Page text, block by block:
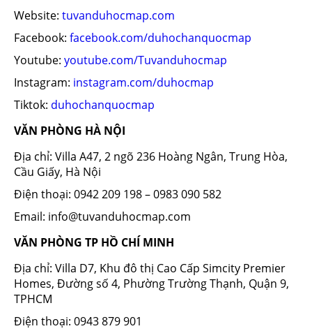
Website: tuvanduhocmap.com
Facebook: facebook.com/duhochanquocmap
Youtube: youtube.com/Tuvanduhocmap
Instagram: instagram.com/duhocmap
Tiktok: duhochanquocmap
VĂN PHÒNG HÀ NỘI
Địa chỉ: Villa A47, 2 ngõ 236 Hoàng Ngân, Trung Hòa,
Cầu Giấy, Hà Nội
Điện thoại: 0942 209 198 – 0983 090 582
Email: info@tuvanduhocmap.com
VĂN PHÒNG TP HỒ CHÍ MINH
Địa chỉ: Villa D7, Khu đô thị Cao Cấp Simcity Premier
Homes, Đường số 4, Phường Trường Thạnh, Quận 9,
TPHCM
Điện thoại: 0943 879 901